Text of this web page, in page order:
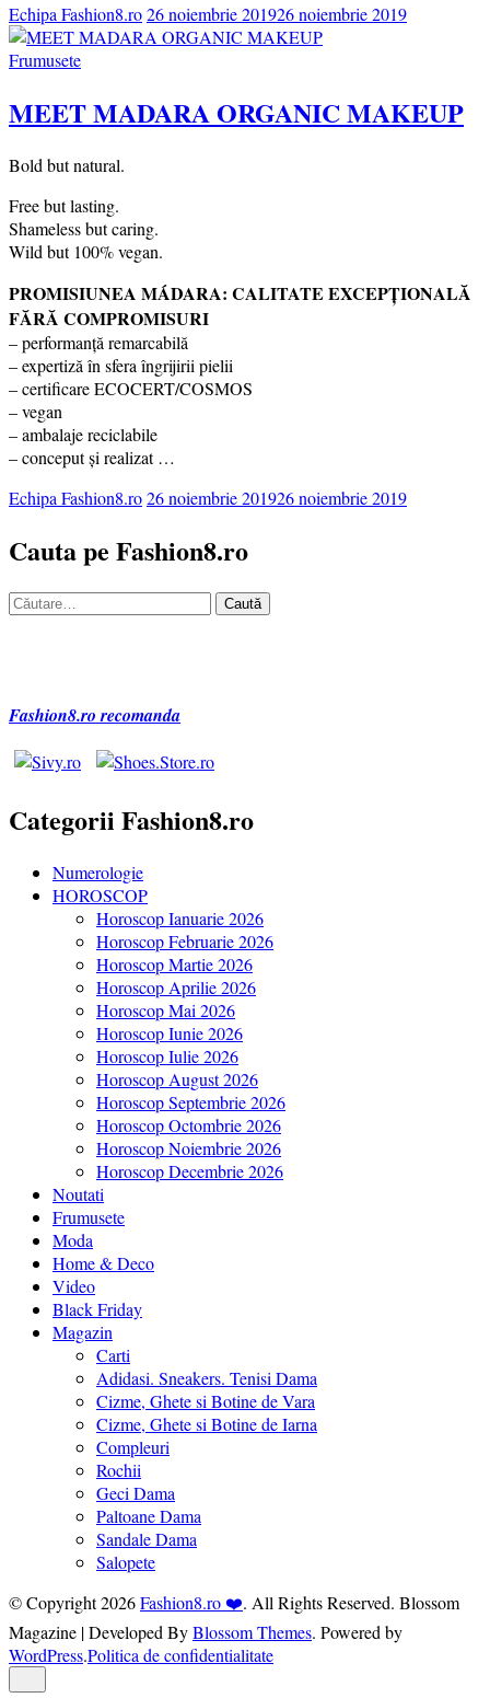
Echipa Fashion8.ro26 noiembrie 201926 noiembrie 2019
Frumusete
MEET MADARA ORGANIC MAKEUP
Bold but natural.
Free but lasting.
Shameless but caring.
Wild but 100% vegan.
PROMISIUNEA MÁDARA: CALITATE EXCEPȚIONALĂ
FĂRĂ COMPROMISURI
– performanță remarcabilă
– expertiză în sfera îngrijirii pielii
– certificare ECOCERT/COSMOS
– vegan
– ambalaje reciclabile
– conceput și realizat …
Echipa Fashion8.ro26 noiembrie 201926 noiembrie 2019
Cauta pe Fashion8.ro
Caută
Fashion8.ro recomanda
Categorii Fashion8.ro
Numerologie
HOROSCOP
Horoscop Ianuarie 2026
Horoscop Februarie 2026
Horoscop Martie 2026
Horoscop Aprilie 2026
Horoscop Mai 2026
Horoscop Iunie 2026
Horoscop Iulie 2026
Horoscop August 2026
Horoscop Septembrie 2026
Horoscop Octombrie 2026
Horoscop Noiembrie 2026
Horoscop Decembrie 2026
Noutati
Frumusete
Moda
Home & Deco
Video
Black Friday
Magazin
Carti
Adidasi. Sneakers. Tenisi Dama
Cizme, Ghete si Botine de Vara
Cizme, Ghete si Botine de Iarna
Compleuri
Rochii
Geci Dama
Paltoane Dama
Sandale Dama
Salopete
© Copyright 2026Fashion8.ro ❤️. All Rights Reserved. Blossom
Magazine | Developed ByBlossom Themes. Powered by
WordPress.Politica de confidentialitate